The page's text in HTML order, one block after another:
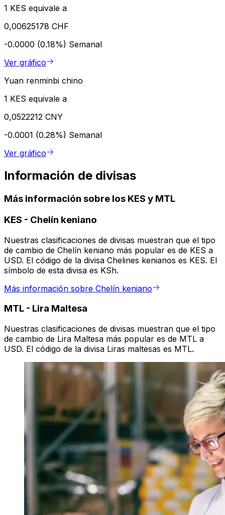
1 KES equivale a
0,00625178 CHF
-0.0000 (0.18%) Semanal
Ver gráfico
Yuan renminbi chino
1 KES equivale a
0,0522212 CNY
-0.0001 (0.28%) Semanal
Ver gráfico
Información de divisas
Más información sobre los KES y MTL
KES - Chelín keniano
Nuestras clasificaciones de divisas muestran que el tipo
de cambio de Chelín keniano más popular es de KES a
USD. El código de la divisa Chelines kenianos es KES. El
símbolo de esta divisa es KSh.
Más información sobre Chelín keniano
MTL - Lira Maltesa
Nuestras clasificaciones de divisas muestran que el tipo
de cambio de Lira Maltesa más popular es de MTL a
USD. El código de la divisa Liras maltesas es MTL.